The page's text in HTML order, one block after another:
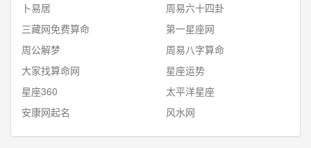
卜易居
周易六十四卦
三藏网免费算命
第一星座网
周公解梦
周易八字算命
大家找算命网
星座运势
星座360
太平洋星座
安康网起名
风水网